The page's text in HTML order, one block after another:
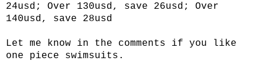
24usd; Over 130usd, save 26usd; Over
140usd, save 28usd
Let me know in the comments if you like
one piece swimsuits.